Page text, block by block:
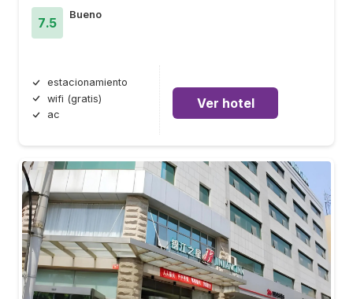
7.5
Bueno
estacionamiento
wifi (gratis)
ac
Ver hotel